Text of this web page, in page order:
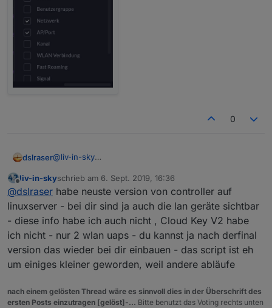
0
dslraser@liv-in-sky
drauf und in welcher Version läuft Dein Controller ?
Ich nutze einen "echten" Cloud Key V2
Offline
liv-in-skyschrieb am 6. Sept. 2019, 16:36
zuletzt editiert von
@dslraser habe neuste version von controller auf
linuxserver - bei dir sind ja auch die lan geräte sichtbar
- diese info habe ich auch nicht , Cloud Key V2 habe
ich nicht - nur 2 wlan uaps - du kannst ja nach derfinal
version das wieder bei dir einbauen - das script ist eh
um einiges kleiner geworden, weil andere abläufe
nach einem gelösten Thread wäre es sinnvoll dies in der Überschrift des
ersten Posts einzutragen [gelöst]-... Bitte benutzt das Voting rechts unten